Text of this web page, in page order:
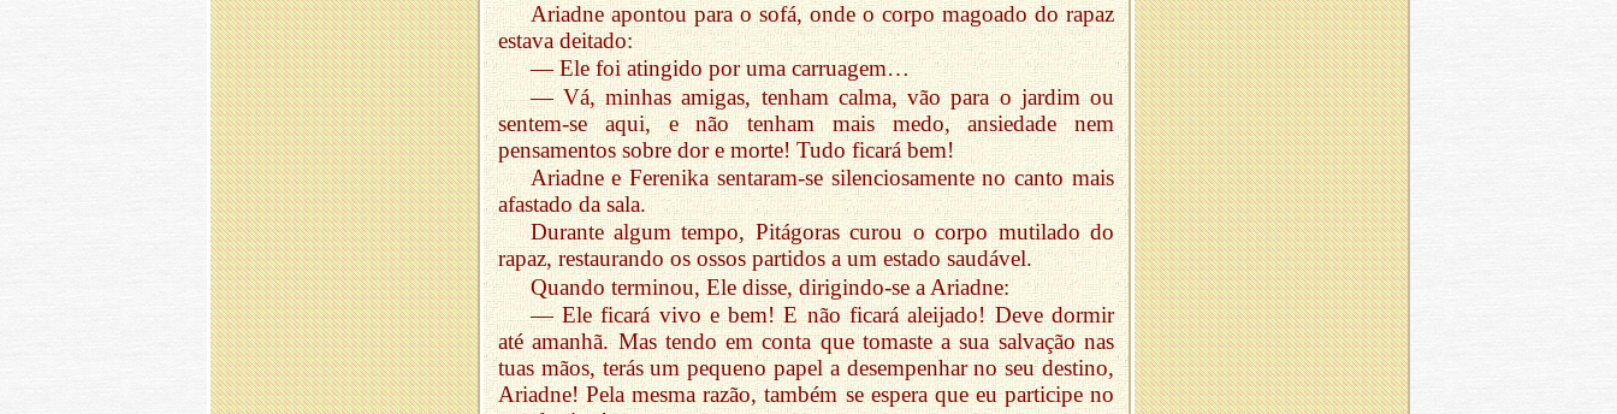
Ariadne apontou para o sofá, onde o corpo magoado do rapaz
estava deitado:
— Ele foi atingido por uma carruagem…
— Vá, minhas amigas, tenham calma, vão para o jardim ou
sentem-se aqui, e não tenham mais medo, ansiedade nem
pensamentos sobre dor e morte! Tudo ficará bem!
Ariadne e Ferenika sentaram-se silenciosamente no canto mais
afastado da sala.
Durante algum tempo, Pitágoras curou o corpo mutilado do
rapaz, restaurando os ossos partidos a um estado saudável.
Quando terminou, Ele disse, dirigindo-se a Ariadne:
— Ele ficará vivo e bem! E não ficará aleijado! Deve dormir
até amanhã. Mas tendo em conta que tomaste a sua salvação nas
tuas mãos, terás um pequeno papel a desempenhar no seu destino,
Ariadne! Pela mesma razão, também se espera que eu participe no